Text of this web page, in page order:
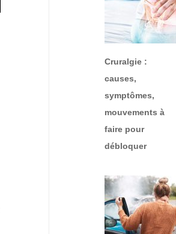
Cruralgie :
causes,
symptômes,
mouvements à
faire pour
débloquer